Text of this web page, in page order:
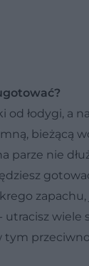
od łodygi, a
bieżącą
parze nie
utracisz wiele
tym